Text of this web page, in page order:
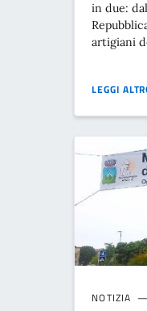
in due:
artigiani
LEGGI
IL
NOTIZIA